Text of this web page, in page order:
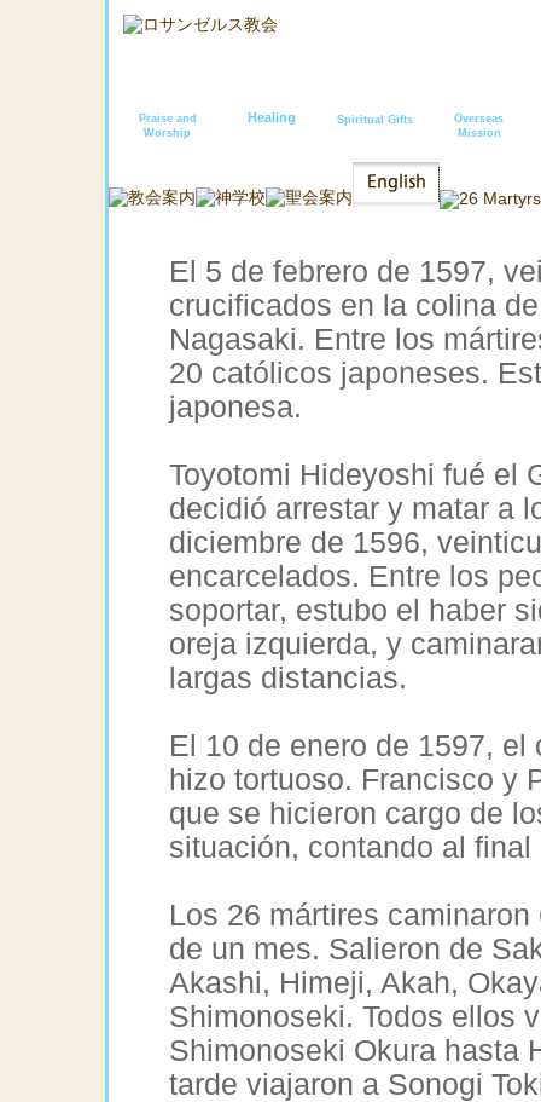
Praise and
Worship
Healing Spiritual Gifts
Overseas
Mission
El 5 de febrero de 1597,
crucificados en la colina
Nagasaki. Entre los
20 católicos japoneses.
japonesa.
Toyotomi Hideyoshi fué el
decidió arrestar y matar a
diciembre de 1596,
encarcelados. Entre los
soportar, estubo el haber
oreja izquierda, y
largas distancias.
El 10 de enero de 1597,
hizo tortuoso. Francisco y
que se hicieron cargo de
situación, contando al
Los 26 mártires
de un mes. Salieron de
Akashi, Himeji, Akah,
Shimonoseki. Todos ellos
Shimonoseki Okura hasta
tarde viajaron a Sonogi